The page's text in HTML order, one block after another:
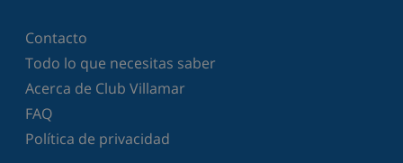
Contacto
Todo lo que necesitas saber
Acerca de Club Villamar
FAQ
Política de privacidad